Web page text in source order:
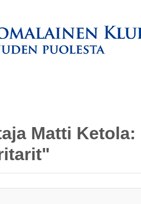
Matti